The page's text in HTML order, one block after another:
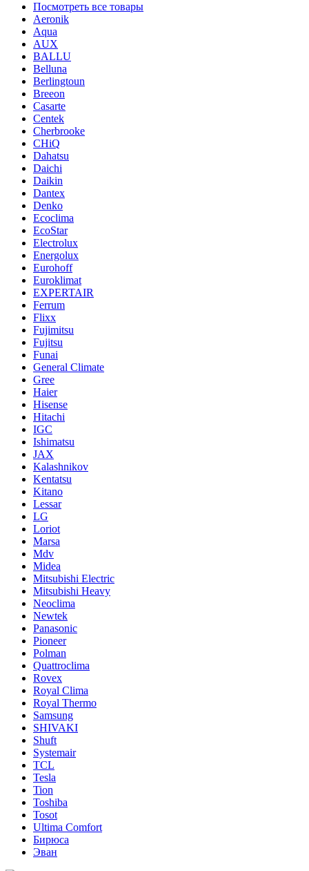
Посмотреть все товары
Aeronik
Aqua
AUX
BALLU
Belluna
Berlingtoun
Breeon
Casarte
Centek
Cherbrooke
CHiQ
Dahatsu
Daichi
Daikin
Dantex
Denko
Ecoclima
EcoStar
Electrolux
Energolux
Eurohoff
Euroklimat
EXPERTAIR
Ferrum
Flixx
Fujimitsu
Fujitsu
Funai
General Climate
Gree
Haier
Hisense
Hitachi
IGC
Ishimatsu
JAX
Kalashnikov
Kentatsu
Kitano
Lessar
LG
Loriot
Marsa
Mdv
Midea
Mitsubishi Electric
Mitsubishi Heavy
Neoclima
Newtek
Panasonic
Pioneer
Polman
Quattroclima
Rovex
Royal Clima
Royal Thermo
Samsung
SHIVAKI
Shuft
Systemair
TCL
Tesla
Tion
Toshiba
Tosot
Ultima Comfort
Бирюса
Эван